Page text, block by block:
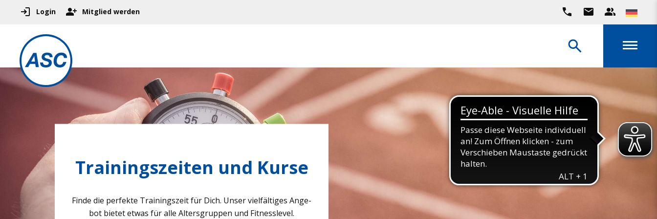
Login Mitglied werden
Trainingszeiten und Kurse
Finde die per­fekte Trai­nings­zeit für Dich. Unser viel­fäl­ti­ges Ange­
bot bie­tet etwas für alle Alters­grup­pen und Fit­ness­le­vel.